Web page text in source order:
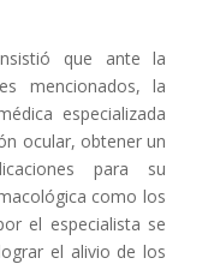
que ante la
mencionados, la
especializada
ocular, obtener un
para su
como los
el especialista se
el alivio de los